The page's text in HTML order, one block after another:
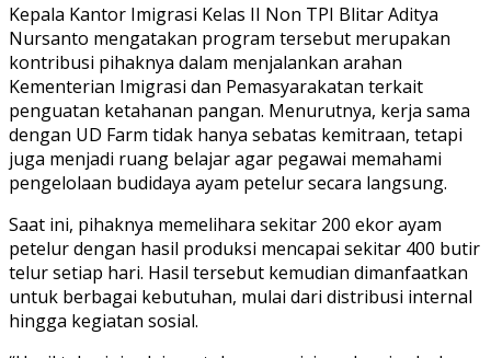
Kepala Kantor Imigrasi Kelas II Non TPI Blitar Aditya
Nursanto mengatakan program tersebut merupakan
kontribusi pihaknya dalam menjalankan arahan
Kementerian Imigrasi dan Pemasyarakatan terkait
penguatan ketahanan pangan. Menurutnya, kerja sama
dengan UD Farm tidak hanya sebatas kemitraan, tetapi
juga menjadi ruang belajar agar pegawai memahami
pengelolaan budidaya ayam petelur secara langsung.
Saat ini, pihaknya memelihara sekitar 200 ekor ayam
petelur dengan hasil produksi mencapai sekitar 400 butir
telur setiap hari. Hasil tersebut kemudian dimanfaatkan
untuk berbagai kebutuhan, mulai dari distribusi internal
hingga kegiatan sosial.